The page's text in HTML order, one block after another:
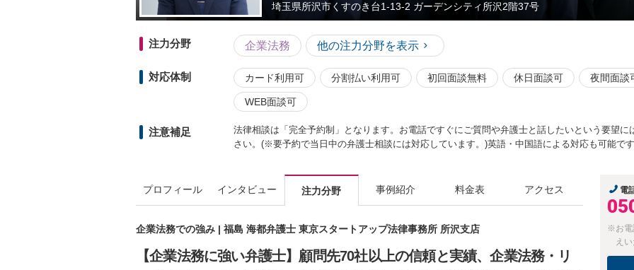
埼玉県所沢市くすのき台1-13-2 ガーデンシティ所沢2階37号
注力分野 企業法務 他の注力分野を表示
対応体制 カード利用可 分割払い利用可 初回面談無料 休日面談可 夜間面談
WEB面談可
注意補足
法律相談は「完全予約制」となります。お電話ですぐにご質問や弁護士と話したいという要望に
さい。(※要予約で当日中の弁護士相談には対応しています。)英語・中国語による対応も可能で
プロフィール インタビュー 注力分野 事例紹介 料金表 アクセス
企業法務での強み | 福島 海都弁護士 東京スタートアップ法律事務所 所沢支店
【企業法務に強い弁護士】顧問先70社以上の信頼と実績、企業法務・リ
電
※お電
え